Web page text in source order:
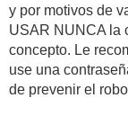
y por motivos de
USAR NUNCA la
concepto. Le
use una
de prevenir el